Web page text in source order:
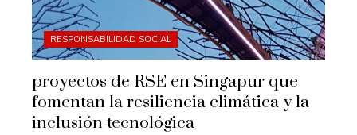
RESPONSABILIDAD SOCIAL
proyectos de RSE en Singapur que
fomentan la resiliencia climática y la
inclusión tecnológica